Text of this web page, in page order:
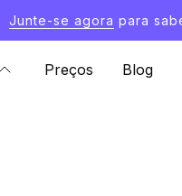
Junte-se agora para
Preços Blog